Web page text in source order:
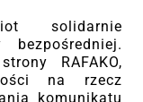
solidarnie
RAFAKO,
na rzecz
komunikatu